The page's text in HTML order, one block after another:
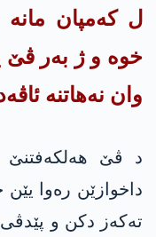
ل کەمپان مانە
خوە و ژ بەر ڤێ
وان نەهاتنە
د ڤێ هەلکەفتنێ
داخوازێن رەوا
تەکەز دکن و